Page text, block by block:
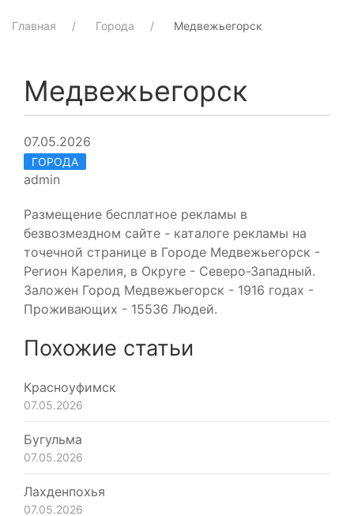
Главная Города Медвежьегорск
Медвежьегорск
07.05.2026
ГОРОДА
admin
Размещение бесплатное рекламы в
безвозмездном сайте - каталоге рекламы на
точечной странице в Городе Медвежьегорск -
Регион Карелия, в Округе - Северо-Западный.
Заложен Город Медвежьегорск - 1916 годах -
Проживающих - 15536 Людей.
Похожие статьи
Красноуфимск
07.05.2026
Бугульма
07.05.2026
Лахденпохья
07.05.2026